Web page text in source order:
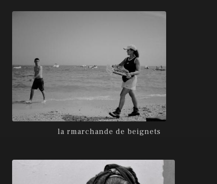
la rmarchande de beignets